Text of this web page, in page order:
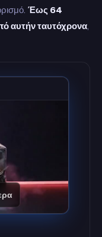
Έως 64
αυτήν ταυτόχρονα,